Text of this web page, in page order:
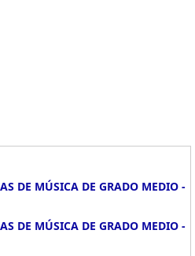
DE MÚSICA DE GRADO MEDIO -
DE MÚSICA DE GRADO MEDIO -